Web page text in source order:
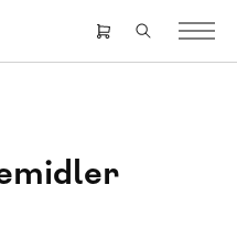
Header
right